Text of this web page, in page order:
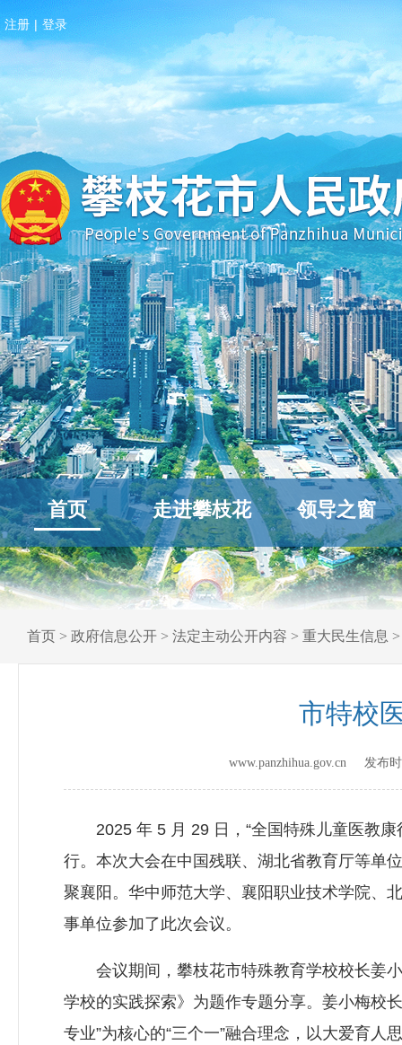
注册 | 登录
首页 走进攀枝花 领导之窗
首页 > 政府信息公开 > 法定主动公开内容 > 重大民生信息
市特校
www.panzhihua.gov.cn 发布
2025 年 5 月 29 日，“全国特殊儿童医教康
行。本次大会在中国残联、湖北省教育厅等单
聚襄阳。华中师范大学、襄阳职业技术学院、
事单位参加了此次会议。
会议期间，攀枝花市特殊教育学校校长姜小
学校的实践探索》为题作专题分享。姜小梅校
专业”为核心的“三个一”融合理念，以大爱育